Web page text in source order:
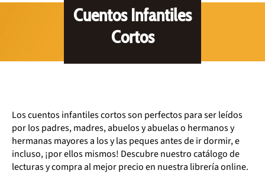
Cuentos Infantiles
Cortos
Los cuentos infantiles cortos son perfectos para ser leídos
por los padres, madres, abuelos y abuelas o hermanos y
hermanas mayores a los y las peques antes de ir dormir, e
incluso, ¡por ellos mismos! Descubre nuestro catálogo de
lecturas y compra al mejor precio en nuestra librería online.